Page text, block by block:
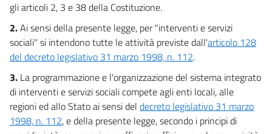
19
20
21
Capo V
INTERVENTI, SERVIZI ED EMOLUMENTI ECONOMICI
DEL SISTEMA INTEGRATO DI INTERVENTI
E SERVIZI SOCIALI
Sezione I
Disposizioni generali
gli articoli 2, 3 e 38 della Costituzione.
2.Ai sensi della presente legge, per "interventi e servizi
sociali" si intendono tutte le attività previste dall'articolo 128
del decreto legislativo 31 marzo 1998, n. 112.
3. La programmazione e l'organizzazione del sistema integrato
di interventi e servizi sociali compete agli enti locali, alle
regioni ed allo Stato ai sensi del decreto legislativo 31 marzo
1998, n. 112, e della presente legge, secondo i principi di